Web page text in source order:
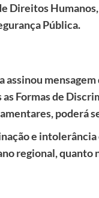
Direitos
Pública.
Formas de
poderá
e
regional, quanto